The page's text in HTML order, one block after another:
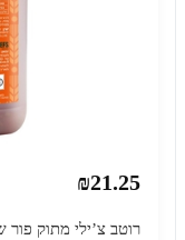
₪21.25
רוטב צ’ילי מתוק פור שיפס – 1.9